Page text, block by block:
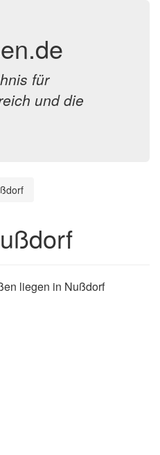
für
und die
liegen in Nußdorf